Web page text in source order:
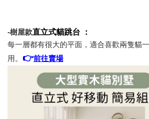
-樹屋款直立式貓跳台 ：
每一層都有很大的平面，適合喜歡兩隻貓
用。 👉前往賣場